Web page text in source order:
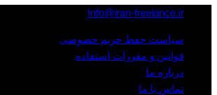
Info@iran-freelance.ir
سیاست حفظ حریم خصوصی
قوانین و مقررات استفاده
درباره ما
تماس با ما